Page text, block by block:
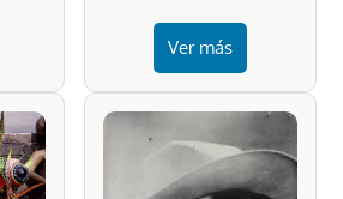
Ver más